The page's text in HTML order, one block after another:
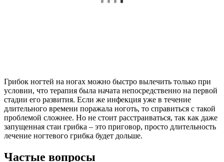
: Грибок между пальцами ног — чем лечить, фото
Какое самое мощное средство от грибка ногтей?
Экзодерил. Активное вещество нафтифин гидрохлорид
быстро проникает в очаг поражения, уничтожает патогенные
микрорганизмы на клеточном уровне. Лоцерил. Раствор и лак
Микодерил. Микозан.